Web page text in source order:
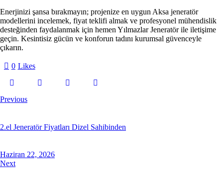
Enerjinizi şansa bırakmayın; projenize en uygun Aksa jeneratör
modellerini incelemek, fiyat teklifi almak ve profesyonel mühendislik
desteğinden faydalanmak için hemenYılmazlar Jeneratörile iletişime
geçin. Kesintisiz gücün ve konforun tadını kurumsal güvenceyle
çıkarın.
0 Likes
Previous
2.el Jeneratör Fiyatları Dizel Sahibinden
Haziran 22, 2026
Next